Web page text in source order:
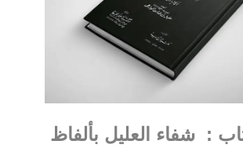
: شفاء العليل بألفاظ